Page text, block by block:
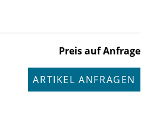
Preis auf Anfrage
ARTIKEL ANFRAGEN